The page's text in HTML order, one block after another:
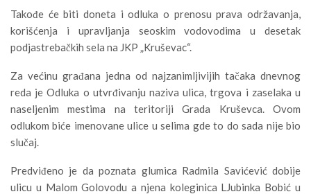
Takođe će biti doneta i odluka o prenosu prava održavanja,
korišćenja i upravljanja seoskim vodovodima u desetak
podjastrebačkih sela na JKP „Kruševac“.
Za većinu građana jedna od najzanimljivijih tačaka dnevnog
reda je Odluka o utvrđivanju naziva ulica, trgova i zaselaka u
naseljenim mestima na teritoriji Grada Kruševca. Ovom
odlukom biće imenovane ulice u selima gde to do sada nije bio
slučaj.
Predviđeno je da poznata glumica Radmila Savićević dobije
ulicu u Malom Golovodu a njena koleginica LJubinka Bobić u